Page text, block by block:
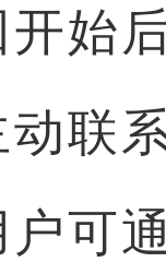
开始
动联
户可